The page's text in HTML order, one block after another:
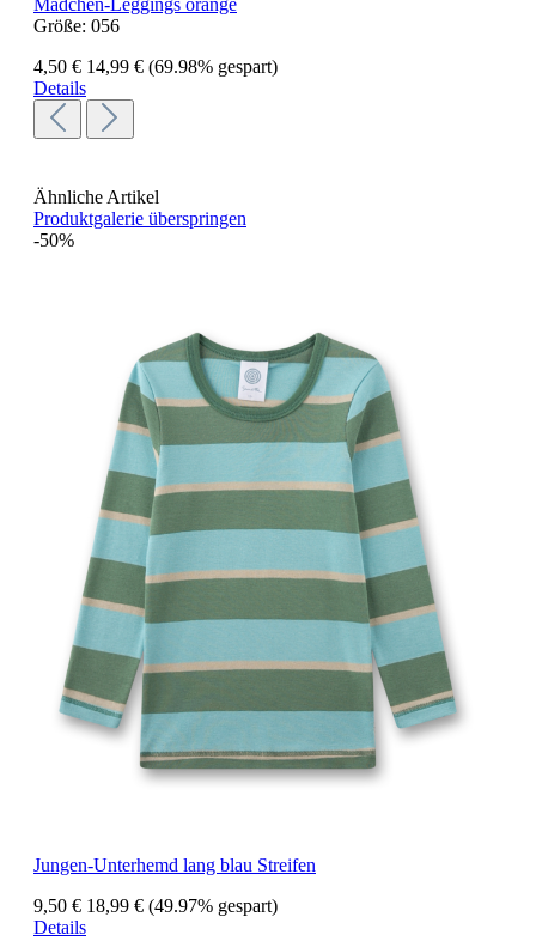
Mädchen-Leggings orange
Größe: 056
4,50 € 14,99 € (69.98% gespart)
Details
Ähnliche Artikel
Produktgalerie überspringen
-50%
Jungen-Unterhemd lang blau Streifen
9,50 € 18,99 € (49.97% gespart)
Details